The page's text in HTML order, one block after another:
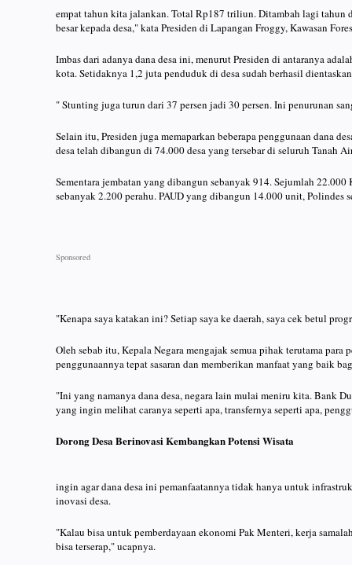
empat tahun kita jalankan. Total Rp187 triliun. Ditambah lagi tahun
besar kepada desa," kata Presiden di Lapangan Froggy, Kawasan
Imbas dari adanya dana desa ini, menurut Presiden di antaranya
kota. Setidaknya 1,2 juta penduduk di desa sudah berhasil
" Stunting juga turun dari 37 persen jadi 30 persen. Ini penurunan
Selain itu, Presiden juga memaparkan beberapa penggunaan dana
desa telah dibangun di 74.000 desa yang tersebar di seluruh Tanah
Sementara jembatan yang dibangun sebanyak 914. Sejumlah
sebanyak 2.200 perahu. PAUD yang dibangun 14.000 unit, Polindes
"Kenapa saya katakan ini? Setiap saya ke daerah, saya cek betul
Oleh sebab itu, Kepala Negara mengajak semua pihak terutama
penggunaannya tepat sasaran dan memberikan manfaat yang baik
"Ini yang namanya dana desa, negara lain mulai meniru kita. Bank
yang ingin melihat caranya seperti apa, transfernya seperti apa,
Dorong Desa Berinovasi Kembangkan Potensi Wisata
ingin agar dana desa ini pemanfaatannya tidak hanya untuk
inovasi desa.
"Kalau bisa untuk pemberdayaan ekonomi Pak Menteri, kerja
bisa terserap," ucapnya.